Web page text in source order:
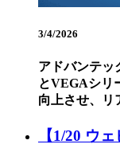
3/4/2026
アドバンテ
とVEGAシリ
向上させ、リ
【1/20 ウ